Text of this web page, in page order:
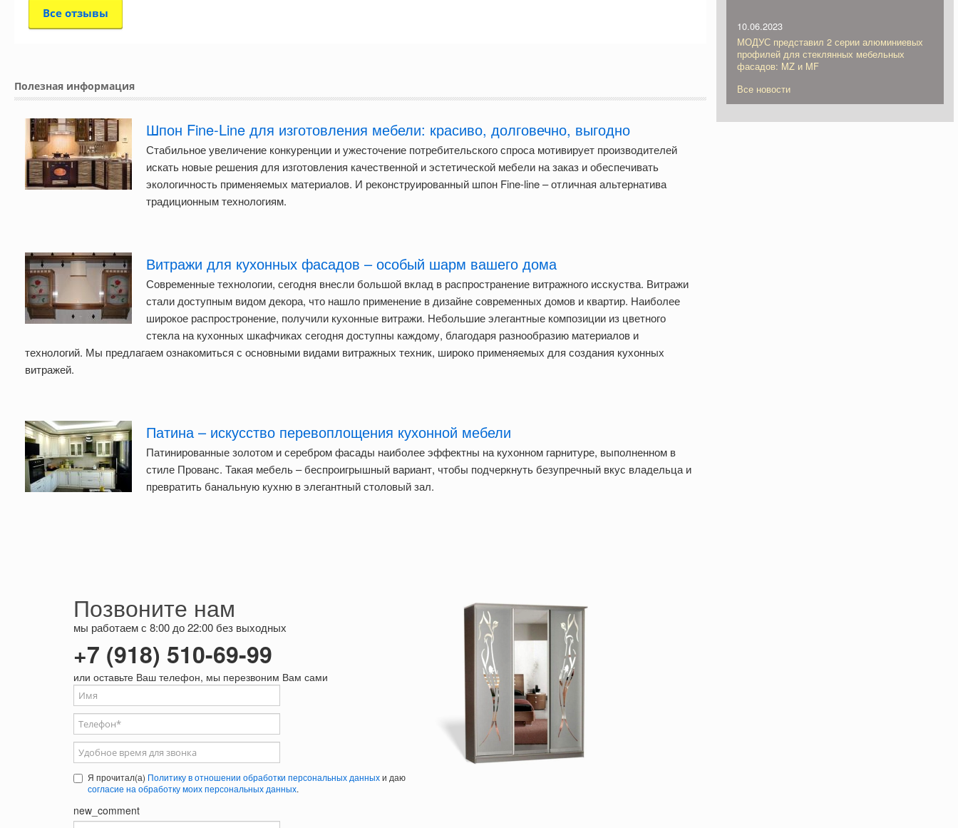
Все отзывы
Полезная информация
Шпон Fine-Line для изготовления мебели: красиво, долговечно, выгодно
Стабильное увеличение конкуренции и ужесточение потребительского спроса мотивирует производителей
искать новые решения для изготовления качественной и эстетической мебели на заказ и обеспечивать
экологичность применяемых материалов. И реконструированный шпон Fine-line – отличная альтернатива
традиционным технологиям.
Витражи для кухонных фасадов – особый шарм вашего дома
Современные технологии, сегодня внесли большой вклад в распространение витражного исскуства. Витражи
стали доступным видом декора, что нашло применение в дизайне современных домов и квартир. Наиболее
широкое распростронение, получили кухонные витражи. Небольшие элегантные композиции из цветного
стекла на кухонных шкафчиках сегодня доступны каждому, благодаря разнообразию материалов и
технологий. Мы предлагаем ознакомиться с основными видами витражных техник, широко применяемых для создания кухонных
витражей.
Патина – искусство перевоплощения кухонной мебели
Патинированные золотом и серебром фасады наиболее эффектны на кухонном гарнитуре, выполненном в
стиле Прованс. Такая мебель – беспроигрышный вариант, чтобы подчеркнуть безупречный вкус владельца и
превратить банальную кухню в элегантный столовый зал.
Позвоните нам
мы работаем с 8:00 до 22:00 без выходных
+7 (918) 510-69-99
или оставьте Ваш телефон, мы перезвоним Вам сами
Ваше имя
Телефон*
Удобное время для звонка
Я прочитал(а) Политику в отношении обработки персональных данныхи даю
согласие на обработку моих персональных данных.
new_comment
10.06.2023
МОДУС представил 2 серии алюминиевых
профилей для стеклянных мебельных
фасадов: MZ и MF
Все новости